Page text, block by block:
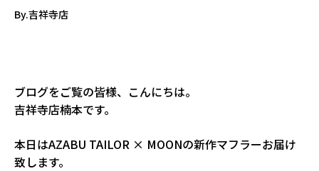
By.吉祥寺店
ブログをご覧の皆様、こんにちは。
吉祥寺店楠本です。
本日はAZABU TAILOR × MOONの新作マフラーお届け
致します。